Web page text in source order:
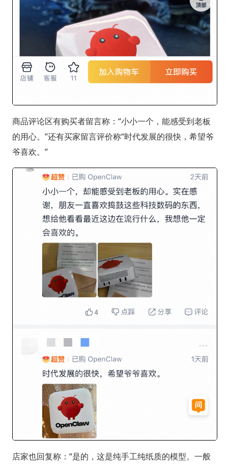
商品评论区有购买者留言称：“小小一个，能感受到老板
的用心。”还有买家留言评价称“时代发展的很快，希望爷
爷喜欢。”
店家也回复称：“是的，这是纯手工纯纸质的模型。一般